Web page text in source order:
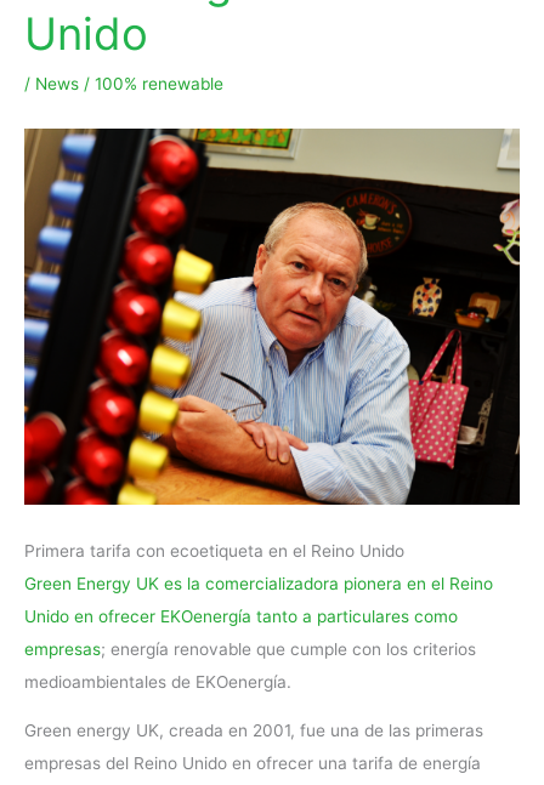
Unido
/ News / 100% renewable
Primera tarifa con ecoetiqueta en el Reino Unido
Green Energy UK es la comercializadora pionera en el Reino
Unido en ofrecer EKOenergía tanto a particulares como
empresas; energía renovable que cumple con los criterios
medioambientales de EKOenergía.
Green energy UK, creada en 2001, fue una de las primeras
empresas del Reino Unido en ofrecer una tarifa de energía